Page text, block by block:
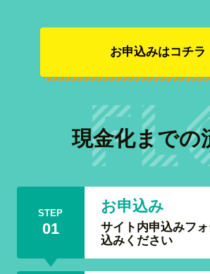
お申込みはコチラ
現金化までの
STEP
01
お申込み
サイト内申込みフ
込みください